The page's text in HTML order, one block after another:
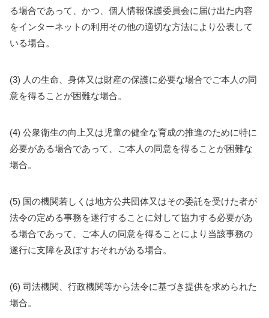
る場合であって、かつ、個人情報保護委員会に届け出た内容
をインターネットの利用その他の適切な方法により公表して
いる場合。
(3) 人の生命、身体又は財産の保護に必要な場合でご本人の同
意を得ることが困難な場合。
(4) 公衆衛生の向上又は児童の健全な育成の推進のために特に
必要がある場合であって、ご本人の同意を得ることが困難な
場合。
(5) 国の機関若しくは地方公共団体又はその委託を受けた者が
法令の定める事務を遂行することに対して協力する必要があ
る場合であって、ご本人の同意を得ることにより当該事務の
遂行に支障を及ぼすおそれがある場合。
(6) 司法機関、行政機関等から法令に基づき提供を求められた
場合。